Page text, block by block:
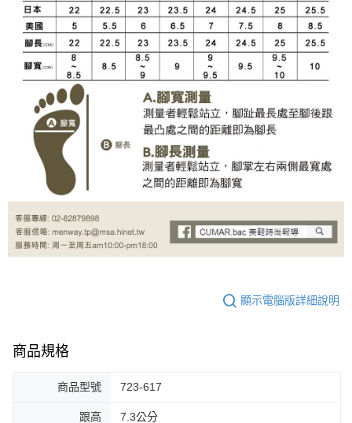
顯示電腦版詳細說明
商品規格
商品型號 723-617
跟高 7.3公分